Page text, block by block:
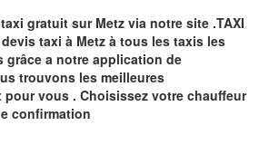
gratuit sur Metz via notre site .TAXI
taxi à Metz à tous les taxis les
grâce a notre application de
trouvons les meilleures
vous . Choisissez votre chauffeur
confirmation